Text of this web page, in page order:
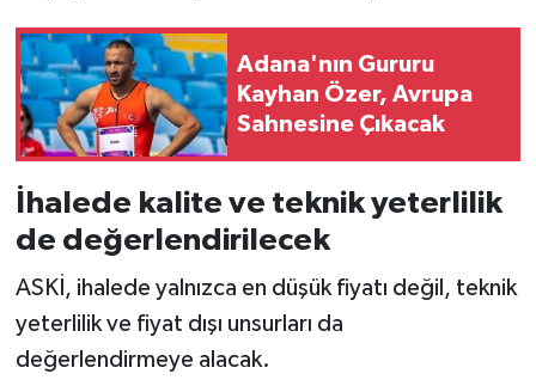
Adana'nın Gururu
Kayhan Özer, Avrupa
Sahnesine Çıkacak
İhalede kalite ve teknik yeterlilik
de değerlendirilecek
ASKİ, ihalede yalnızca en düşük fiyatı değil, teknik
yeterlilik ve fiyat dışı unsurları da
değerlendirmeye alacak.